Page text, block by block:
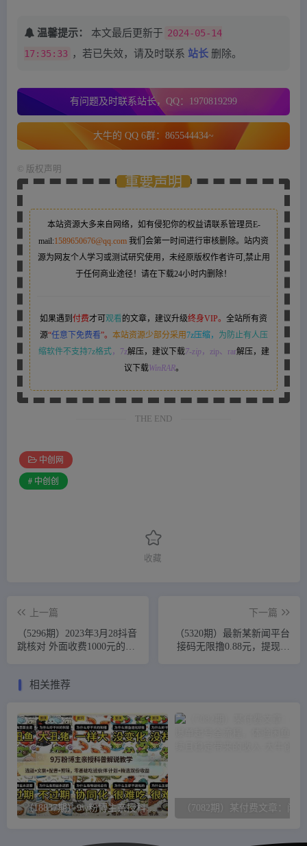
温馨提示： 本文最后更新于 2024-05-14
17:35:33 ，若已失效，请及时联系 站长 删除。
有问题及时联系站长，QQ：1970819299
大牛的 QQ 6群：865544434~
版权声明
重要声明
本站资源大多来自网络，如有侵犯你的权益请联系管理员E-
mail:1589650676@qq.com 我们会第一时间进行审核删除。站内资
源为网友个人学习或测试研究使用，未经原版权作者许可,禁止用
于任何商业途径！请在下载24小时内删除！
如果遇到 付费才可 观看 的文章，建议升级终身VIP。 全站所有资
源“任意下免费看”。 本站资源少部分采用7z压缩，
为防止有人压
缩软件不支持7z格式，7z解压，建议下载7-zip，zip、rar解压，建
议下载WinRAR。
THE END
中创网
# 中创创
收藏
上一篇
（5296期）2023年3月28抖音
跳核对 外面收费1000元的技
下一篇
（5320期）最新某新闻平台
接码无限撸0.88元，提现秒
相关推荐
（18837期）9w粉博主亲授科普解说教学：选题+文案+配音+剪辑，零基础吃透伙伴计划+精选双份收益